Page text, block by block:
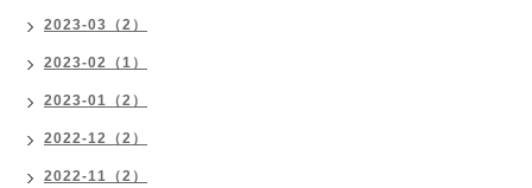
2023-03（2）
2023-02（1）
2023-01（2）
2022-12（2）
2022-11（2）